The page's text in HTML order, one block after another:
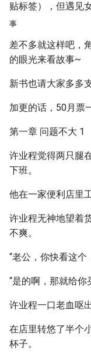
贴标签），但遇见
事
差不多就这样吧，
的眼光来看故事~
新书也请大家多多
加更的话，50月票
第一章 问题不大 1
许业程觉得两只腿
下班。
他在一家便利店里工
许业程无神地望着
不爽。
“老公，你快看这
“是的啊，那就给你
许业程一口老血呕出
在店里转悠了半个
杯子。